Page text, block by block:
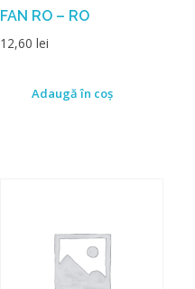
FAN RO – RO
12,60 lei
Adaugă în coș